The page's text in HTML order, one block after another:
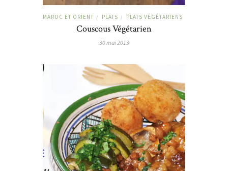
MAROC ET ORIENT / PLATS / PLATS VÉGÉTARIENS
Couscous Végétarien
30 mai 2013